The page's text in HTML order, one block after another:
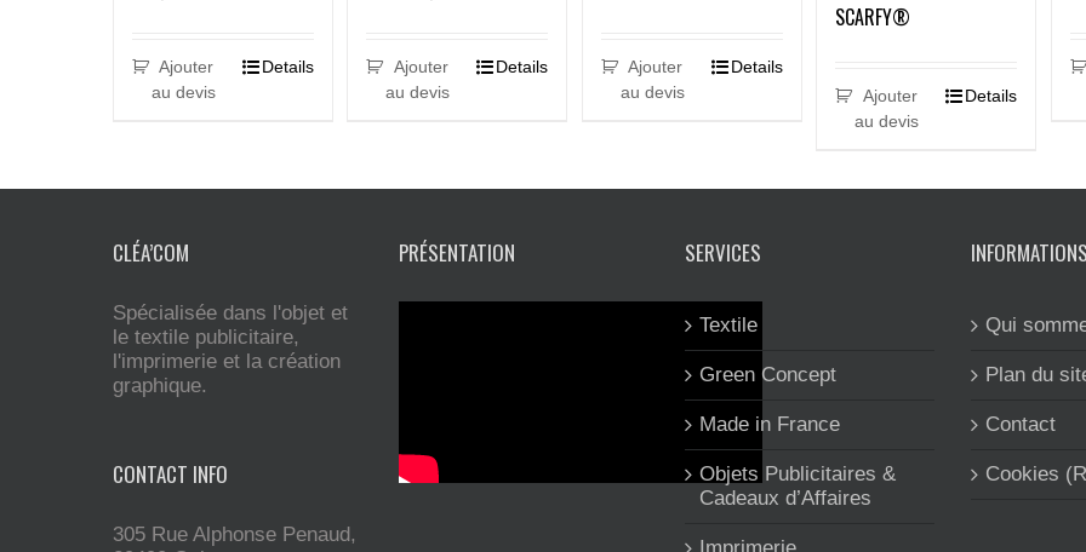
Ajouter
au devis
Details
Ajouter
au devis
Details
Ajouter
au devis
Details
SCARFY®
Ajouter
au devis
Details
CLÉA’COM
Spécialisée dans l'objet et
le textile publicitaire,
l'imprimerie et la création
graphique.
CONTACT INFO
305 Rue Alphonse Penaud,
PRÉSENTATION SERVICES
Textile
Green Concept
Made in France
Objets Publicitaires &
Cadeaux d’Affaires
Qui
Plan du
Contact
Cookies